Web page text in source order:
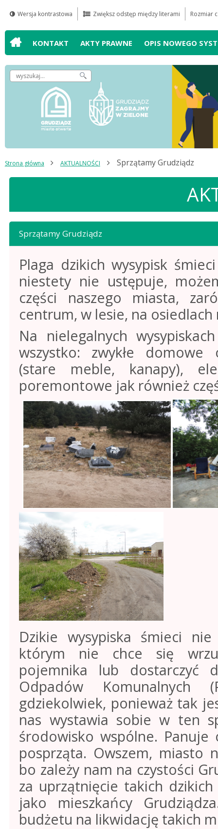
Przejdź do
głównego
menu
Przejdź do
treści
Przejdź do
wyszukiwarki
Przejdź do
mapy serwisu
Wersja kontrastowa Zwiększ odstęp między literami Rozmiar
KONTAKT AKTY PRAWNE OPIS NOWEGO
Wpisz
szukaną
Strona główna AKTUALNOŚCI Sprzątamy Grudziądz
Sprzątamy Grudziądz
Plaga dzikich wysypisk
niestety nie ustępuje,
części naszego miasta,
centrum, w lesie, na
Na nielegalnych
wszystko: zwykłe domowe
(stare meble, kanapy),
poremontowe jak również
Dzikie wysypiska śmieci
którym nie chce się
pojemnika lub dostarczyć
Odpadów Komunalnych
gdziekolwiek, ponieważ tak
nas wystawia sobie w ten
środowisko wspólne.
posprząta. Owszem, miasto
bo zależy nam na czystości
za uprzątnięcie takich dzikich
jako mieszkańcy
budżetu na likwidację takich